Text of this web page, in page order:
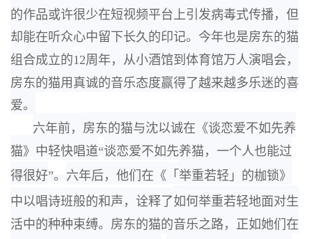
的作品或许很少在短视频平台上引发病毒式传播，但
却能在听众心中留下长久的印记。 今年也是房东的猫
组合成立的12周年， 从小酒馆到体育馆万人演唱会，
房东的猫用真诚的音乐态度赢得了越来越多乐迷的喜
爱。
六年前， 房东的猫与沈以诚在《谈恋爱不如先养
猫》中轻快唱道“谈恋爱不如先养猫， 一个人也能过
得很好”。 六年后， 他们在《 「 举重若轻」 的枷锁》
中以唱诗班般的和声， 诠释了如何举重若轻地面对生
活中的种种束缚。房东的猫的音乐之路，正如她们在